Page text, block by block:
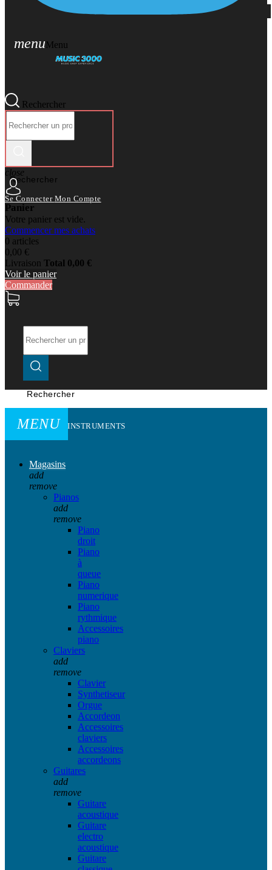
menuMenu
Rechercher
Rechercher
close
Se Connecter Mon Compte
Panier
Votre panier est vide.
Commencer mes achats
0 articles
0,00 €
Livraison Total 0,00 €
Voir le panier
Commander
Rechercher
MENU INSTRUMENTS
Magasins
add
remove
Pianos
add
remove
Piano
droit
Piano
à
queue
Piano
numerique
Piano
rythmique
Accessoires
piano
Claviers
add
remove
Clavier
Synthetiseur
Orgue
Accordeon
Accessoires
claviers
Accessoires
accordeons
Guitares
add
remove
Guitare
acoustique
Guitare
electro
acoustique
Guitare